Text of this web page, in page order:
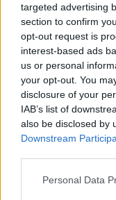
targeted advertising
section to confirm
opt-out request is
interest-based ads
us or personal
your opt-out. You
disclosure of your
IAB’s list of
also be disclosed by
Downstream
Personal Data